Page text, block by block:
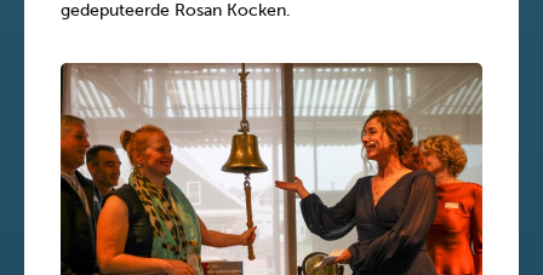
gedeputeerde Rosan Kocken.